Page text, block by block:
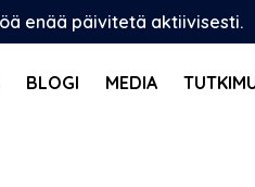
enää päivitetä aktiivisesti.
BLOGI MEDIA